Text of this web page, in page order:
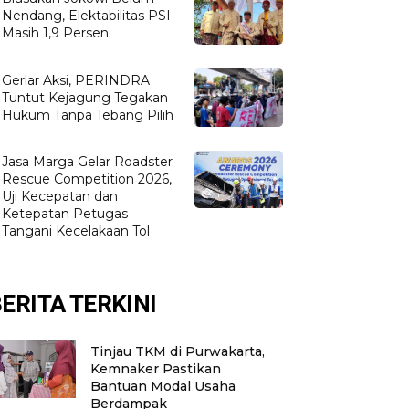
Nendang, Elektabilitas PSI
Masih 1,9 Persen
Gerlar Aksi, PERINDRA
Tuntut Kejagung Tegakan
Hukum Tanpa Tebang Pilih
Jasa Marga Gelar Roadster
Rescue Competition 2026,
Uji Kecepatan dan
Ketepatan Petugas
Tangani Kecelakaan Tol
TERKINI
Tinjau TKM di Purwakarta,
Kemnaker Pastikan
Bantuan Modal Usaha
Berdampak